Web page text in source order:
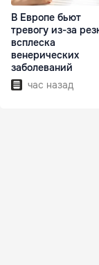
В Европе бьют
тревогу из-за
всплеска
венерических
заболеваний
час назад